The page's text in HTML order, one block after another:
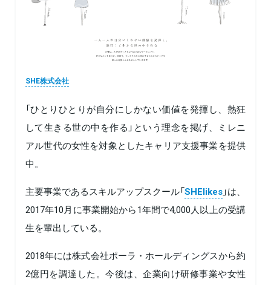
SHE株式会社
「ひとりひとりが自分にしかない価値を発揮し、熱狂
して生きる世の中を作る」という理念を掲げ、ミレニ
アル世代の女性を対象としたキャリア支援事業を提供
中。
主要事業であるスキルアップスクール「SHElikes」は、
2017年10月に事業開始から1年間で4,000人以上の受講
生を輩出している。
2018年には株式会社ポーラ・ホールディングスから約
2億円を調達した。今後は、企業向け研修事業や女性